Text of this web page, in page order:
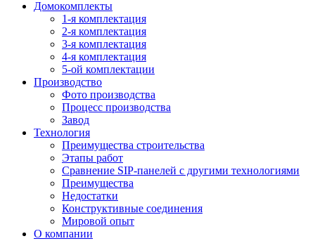
Домокомплекты
1-я комплектация
2-я комплектация
3-я комплектация
4-я комплектация
5-ой комплектации
Производство
Фото производства
Процесс производства
Завод
Технология
Преимущества строительства
Этапы работ
Сравнение SIP-панелей с другими технологиями
Преимущества
Недостатки
Конструктивные соединения
Мировой опыт
О компании